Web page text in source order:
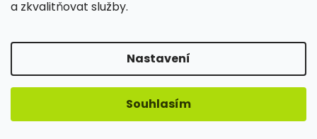
a zkvalitňovat služby.
Nastavení
Souhlasím